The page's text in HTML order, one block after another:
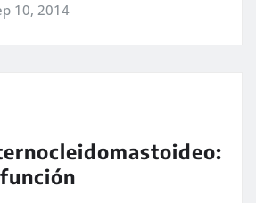
10, 2014